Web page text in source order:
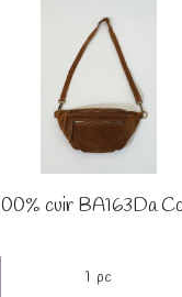
cuir BA163Da
1 pc